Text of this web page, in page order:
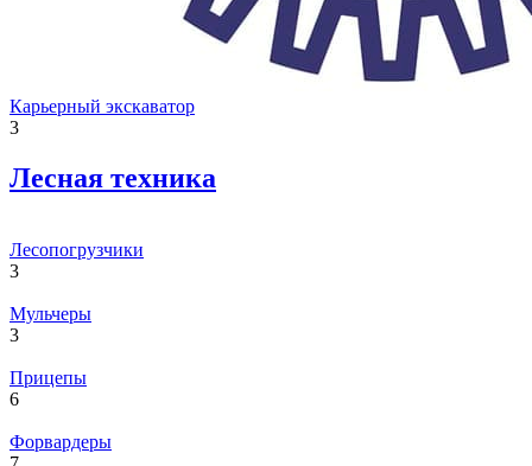
Карьерный экскаватор
3
Лесная техника
Лесопогрузчики
3
Мульчеры
3
Прицепы
6
Форвардеры